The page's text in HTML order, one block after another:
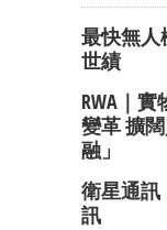
最快無人
世績
RWA｜
變革 擴
融」
衛星通訊
訊